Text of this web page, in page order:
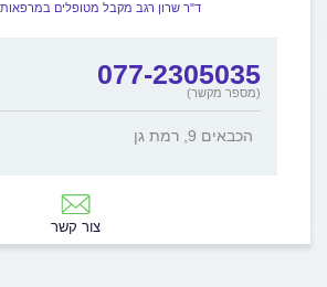
ד"ר שרון רגב מקבל מטופלים
077-2305035
(מספר מקשר)
הכבאים 9, רמת גן
צור קשר